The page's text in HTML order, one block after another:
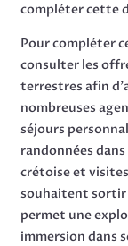
compléter cette
Pour compléter
consulter les
terrestres afin
nombreuses
séjours
randonnées
crétoise et
souhaitent sortir
permet une
immersion dans